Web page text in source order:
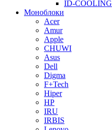
ID-COOLING
Моноблоки
Acer
Amur
Apple
CHUWI
Asus
Dell
Digma
F+Tech
Hiper
HP
IRU
IRBIS